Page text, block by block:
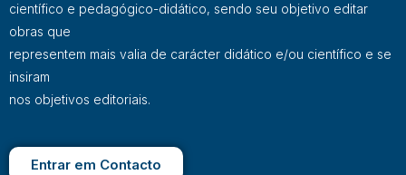
científico e pedagógico-didático, sendo seu objetivo editar
obras que
representem mais valia de carácter didático e/ou científico e se
insiram
nos objetivos editoriais.
Entrar em Contacto